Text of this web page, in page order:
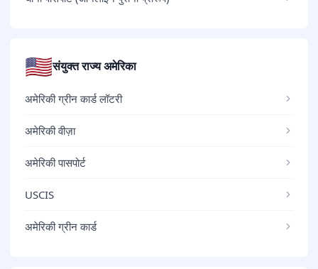
🇺🇸संयुक्त राज्य अमेरिका
अमेरिकी ग्रीन कार्ड लॉटरी
अमेरिकी वीज़ा
अमेरिकी पासपोर्ट
USCIS
अमेरिकी ग्रीन कार्ड